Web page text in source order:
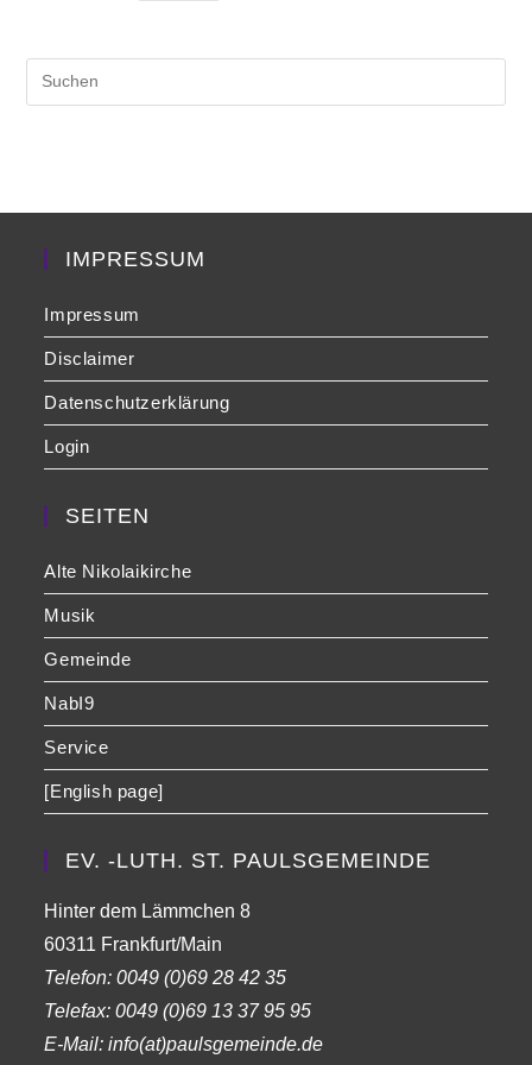
IMPRESSUM
Impressum
Disclaimer
Datenschutzerklärung
Login
SEITEN
Alte Nikolaikirche
Musik
Gemeinde
NabI9
Service
[English page]
EV. -LUTH. ST. PAULSGEMEINDE
Hinter dem Lämmchen 8
60311 Frankfurt/Main
Telefon:0049 (0)69 28 42 35
Telefax:0049 (0)69 13 37 95 95
E-Mail: info(at)paulsgemeinde.de